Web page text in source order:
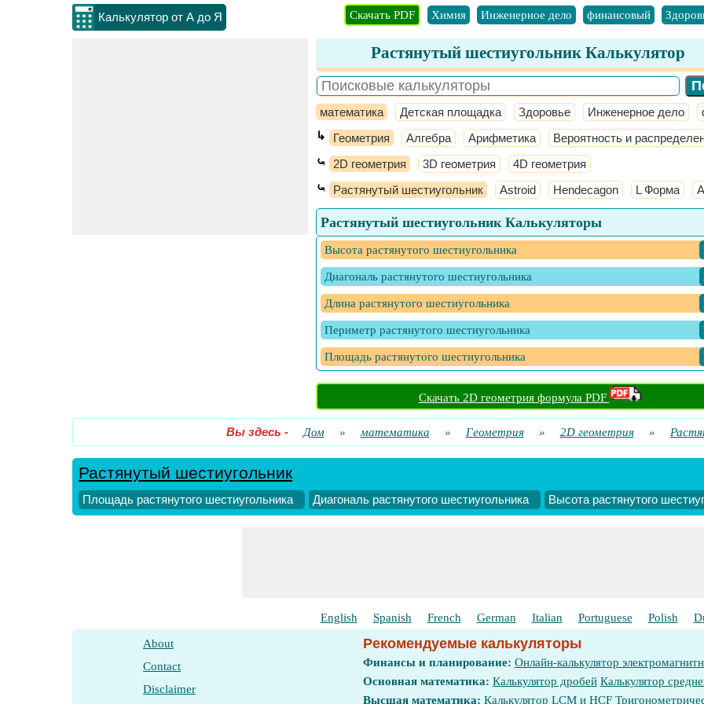
Калькулятор от А до Я Скачать PDF Химия Инженерное дело финансовый
Растянутый шестиугольник Калькулятор
математика Детская площадка Здоровье Инженерное дело
↳ Геометрия Алгебра Арифметика Вероятность и
⤿ 2D геометрия 3D геометрия 4D геометрия
⤿ Растянутый шестиугольник Astroid Hendecagon L Форма
Растянутый шестиугольник Калькуляторы
Высота растянутого шестиугольника
Диагональ растянутого шестиугольника
Длина растянутого шестиугольника
Периметр растянутого шестиугольника
Площадь растянутого шестиугольника
Скачать 2D геометрия формула PDF
Вы здесь - Дом » математика » Геометрия » 2D геометрия »
Растянутый шестиугольник
Площадь растянутого шестиугольника Диагональ растянутого шестиугольника Высота растянутого
English Spanish French German Italian Portuguese Polish
About
Contact
Disclaimer
Рекомендуемые калькуляторы
Финансы и планирование: Онлайн-калькулятор
Основная математика: Калькулятор дробей Калькулятор
Высшая математика: Калькулятор LCM и HCF